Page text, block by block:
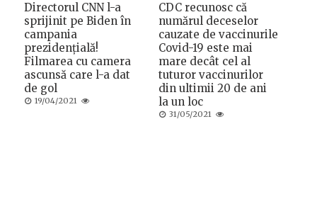
Directorul CNN l-a
sprijinit pe Biden în
campania
prezidențială!
Filmarea cu camera
ascunsă care l-a dat
de gol
Posted
19/04/2021
CDC recunosc că
numărul deceselor
cauzate de vaccinurile
Covid-19 este mai
mare decât cel al
tuturor vaccinurilor
din ultimii 20 de ani
la un loc
Posted
31/05/2021